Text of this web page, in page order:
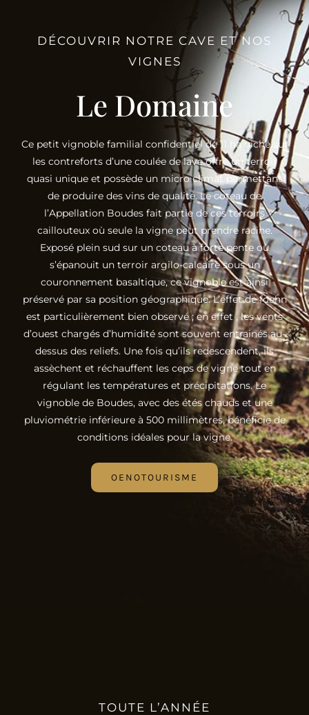
DÉCOUVRIR NOTRE CAVE ET NOS
VIGNES
Le Domaine
Ce petit vignoble familial confidentiel de 11 ha niché sur
les contreforts d’une coulée de lave offre un terroir
quasi unique et possède un micro climat permettant
de produire des vins de qualité. Le coteau de
l’Appellation Boudes fait partie de ces terroirs
caillouteux où seule la vigne peut prendre racine.
Exposé plein sud sur un coteau à forte pente où
s’épanouit un terroir argilo-calcaire sous un
couronnement basaltique, ce vignoble est ainsi
préservé par sa position géographique. L’effet de foehn
est particulièrement bien observé ; en effet , les vents
d’ouest chargés d’humidité sont souvent entrainés au-
dessus des reliefs. Une fois qu’ils redescendent, ils
assèchent et réchauffent les ceps de vigne tout en
régulant les températures et précipitations. Le
vignoble de Boudes, avec des étés chauds et une
pluviométrie inférieure à 500 millimètres, bénéficie de
conditions idéales pour la vigne.
OENOTOURISME
TOUTE L’ANNÉE